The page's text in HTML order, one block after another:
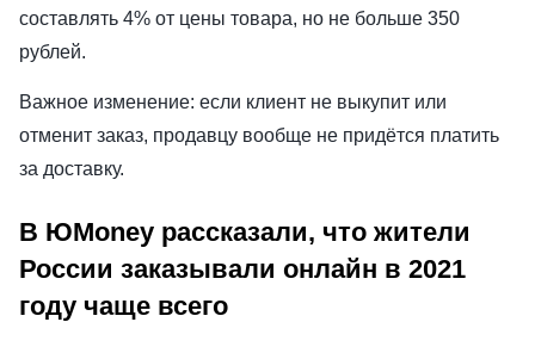
составлять 4% от цены товара, но не больше 350
рублей.
Важное изменение: если клиент не выкупит или
отменит заказ, продавцу вообще не придётся платить
за доставку.
В ЮMoney рассказали, что жители
России заказывали онлайн в 2021
году чаще всего